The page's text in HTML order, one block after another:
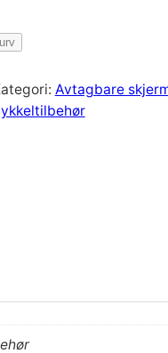
Avtagbare